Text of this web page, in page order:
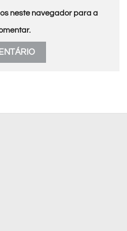
neste navegador para a